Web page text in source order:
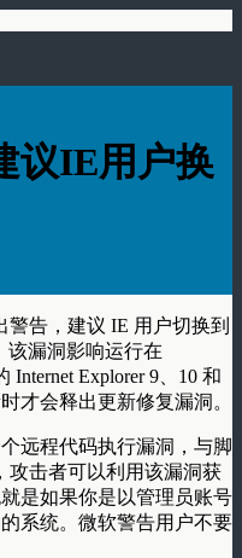
议IE用户换
告，建议 IE 用户切换到
该漏洞影响运行在
Internet Explorer 9、10 和
才会释出更新修复漏洞。
远程代码执行漏洞，与脚
攻击者可以利用该漏洞获
是如果你是以管理员账号
系统。微软警告用户不要